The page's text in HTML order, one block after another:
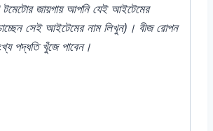
টমেটোর জায়গায় আপনি যেই আইটেমের
সেই আইটেমের নাম লিখুন) । বীজরোপন
পদ্ধতিখুঁজে পাবেন।